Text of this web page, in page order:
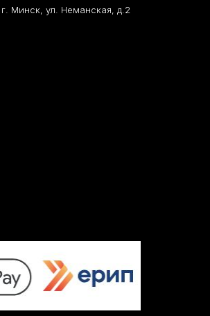
г. Минск, ул. Неманская, д.2